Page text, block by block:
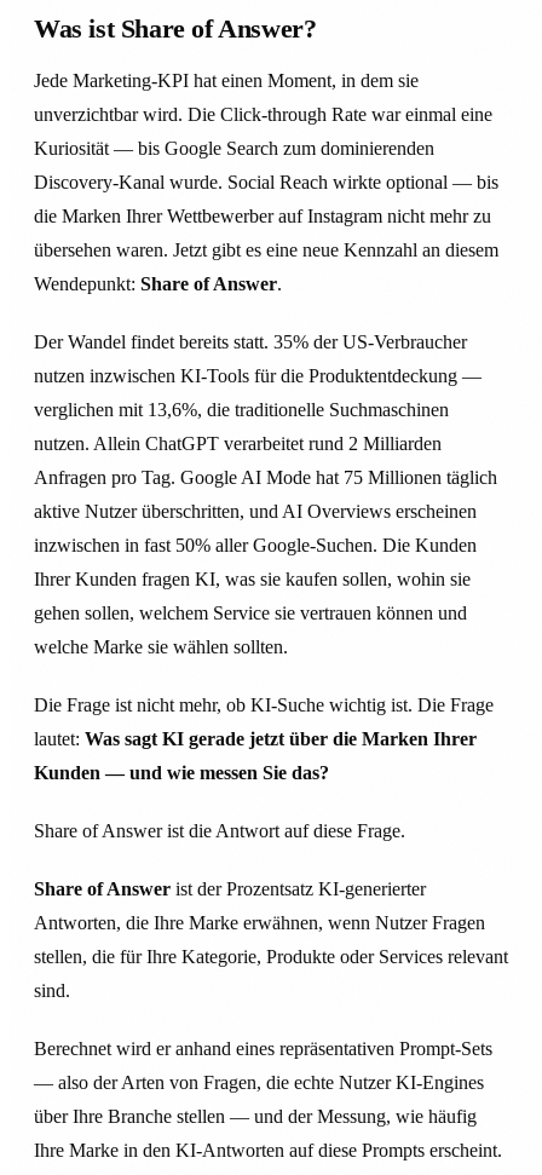
Was ist Share of Answer?
Jede Marketing-KPI hat einen Moment, in dem sie
unverzichtbar wird. Die Click-through Rate war einmal eine
Kuriosität — bis Google Search zum dominierenden
Discovery-Kanal wurde. Social Reach wirkte optional — bis
die Marken Ihrer Wettbewerber auf Instagram nicht mehr zu
übersehen waren. Jetzt gibt es eine neue Kennzahl an diesem
Wendepunkt: Share of Answer.
Der Wandel findet bereits statt. 35% der US-Verbraucher
nutzen inzwischen KI-Tools für die Produktentdeckung —
verglichen mit 13,6%, die traditionelle Suchmaschinen
nutzen. Allein ChatGPT verarbeitet rund 2 Milliarden
Anfragen pro Tag. Google AI Mode hat 75 Millionen täglich
aktive Nutzer überschritten, und AI Overviews erscheinen
inzwischen in fast 50% aller Google-Suchen. Die Kunden
Ihrer Kunden fragen KI, was sie kaufen sollen, wohin sie
gehen sollen, welchem Service sie vertrauen können und
welche Marke sie wählen sollten.
Die Frage ist nicht mehr, ob KI-Suche wichtig ist. Die Frage
lautet: Was sagt KI gerade jetzt über die Marken Ihrer
Kunden — und wie messen Sie das?
Share of Answer ist die Antwort auf diese Frage.
Share of Answer ist der Prozentsatz KI-generierter
Antworten, die Ihre Marke erwähnen, wenn Nutzer Fragen
stellen, die für Ihre Kategorie, Produkte oder Services relevant
sind.
Berechnet wird er anhand eines repräsentativen Prompt-Sets
— also der Arten von Fragen, die echte Nutzer KI-Engines
über Ihre Branche stellen — und der Messung, wie häufig
Ihre Marke in den KI-Antworten auf diese Prompts erscheint.